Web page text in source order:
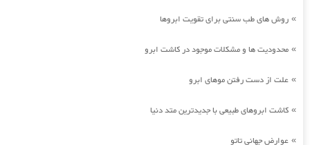
» روش های طب سنتی برای تقویت ابروها
» محدودیت ها و مشکلات موجود در کاشت ابرو
» علت از دست رفتن موهای ابرو
» کاشت ابروهای طبیعی با جدیدترین متد دنیا
» عوارض جهانی تاتو